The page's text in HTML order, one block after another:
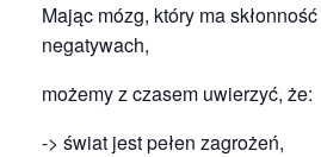
Mając mózg, który ma
negatywach,
możemy z czasem uwierzyć, że:
-> świat jest pełen zagrożeń,